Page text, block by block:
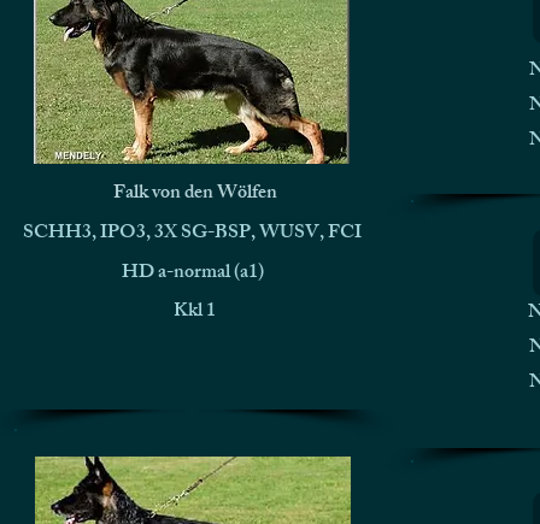
Falk von den Wölfen
SCHH3, IPO3, 3X SG-BSP, WUSV, FCI
HD a-normal (a1)
Kkl 1